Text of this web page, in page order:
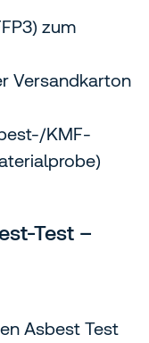
zum
Versandkarton
KMF-
Test –
Asbest Test